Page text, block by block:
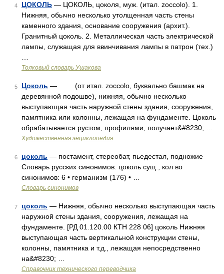
4 ЦОКОЛЬ — ЦОКОЛЬ, цоколя, муж. (итал. zoccolo). 1.
Нижняя, обычно несколько утолщенная часть стены
каменного здания, основание сооружения (архит.).
Гранитный цоколь. 2. Металлическая часть электрической
лампы, служащая для ввинчивания лампы в патрон (тех.)
Толковый словарь Ушакова
5 Цоколь — (от итал. zoccolo, буквально башмак на
деревянной подошве), нижняя, обычно несколько
выступающая часть наружной стены здания, сооружения,
памятника или колонны, лежащая на фундаменте. Цоколь
обрабатывается рустом, профилями, получает&#8230; …
Художественная энциклопедия
6 цоколь — постамент, стереобат, пьедестал, подножие
Словарь русских синонимов. цоколь сущ., кол во
синонимов: 6 • германизм (176) • …
Словарь синонимов
7 цоколь — Нижняя, обычно несколько выступающая часть
наружной стены здания, сооружения, лежащая на
фундаменте. [РД 01.120.00 КТН 228 06] цоколь Нижняя
выступающая часть вертикальной конструкции стены,
колонны, памятника и т.д., лежащая непосредственно
на&#8230; …
Справочник технического переводчика